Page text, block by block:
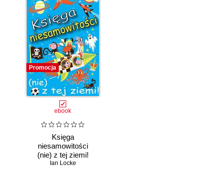
Promocja
ebook
Księga
niesamowitości
(nie) z tej ziemi!
Księga faktów
Ian Locke